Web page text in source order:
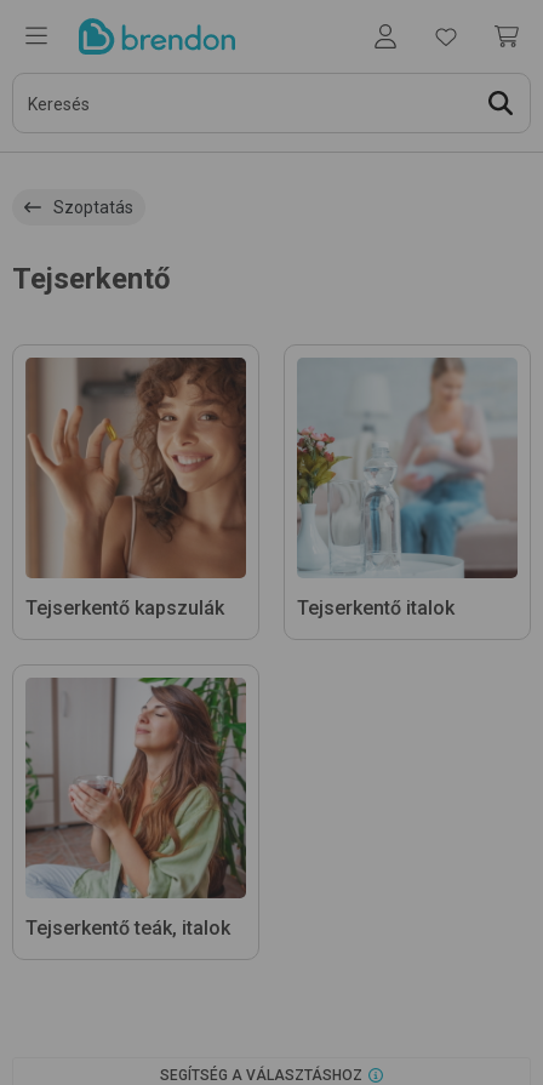
Szoptatás
Tejserkentő
Tejserkentő kapszulák Tejserkentő italok
Tejserkentő teák, italok
SEGÍTSÉG A VÁLASZTÁSHOZ